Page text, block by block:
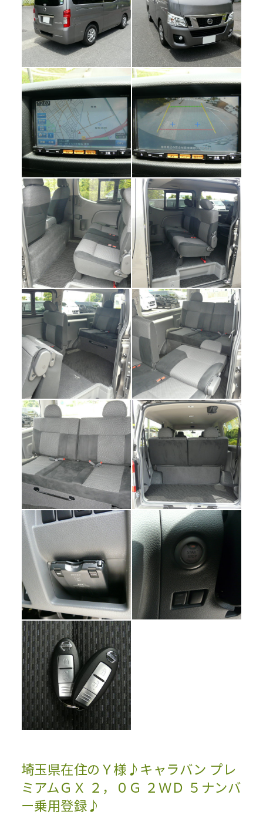
埼玉県在住のＹ様♪キャラバン プレ
ミアムＧＸ ２，０Ｇ ２ＷＤ ５ナンバ
ー乗用登録♪